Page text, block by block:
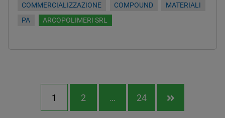
COMMERCIALIZZAZIONE COMPOUND
MATERIALI
PA
ARCOPOLIMERI SRL
1 2 … 24 